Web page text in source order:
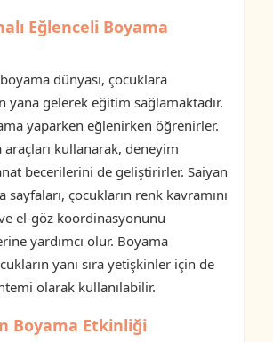
Eğlenceli Boyama
dünyası, çocuklara
yana gelerek eğitim sağlamaktadır.
yaparken eğlenirken öğrenirler.
araçları kullanarak, deneyim
becerilerini de geliştirirler. Saiyan
sayfaları, çocukların renk kavramını
el-göz koordinasyonunu
yardımcı olur. Boyama
yanı sıra yetişkinler için de
olarak kullanılabilir.
Boyama Etkinliği